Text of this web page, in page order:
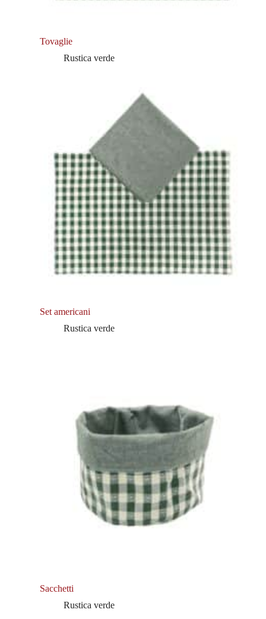
Tovaglie
Rustica verde
Set americani
Rustica verde
Sacchetti
Rustica verde